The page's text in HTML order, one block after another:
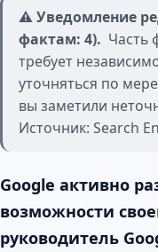
⚠️ Уведомление
фактам: 4). Часть
требует
уточняться по
вы заметили
Источник: Search
Google активно
возможности
руководитель